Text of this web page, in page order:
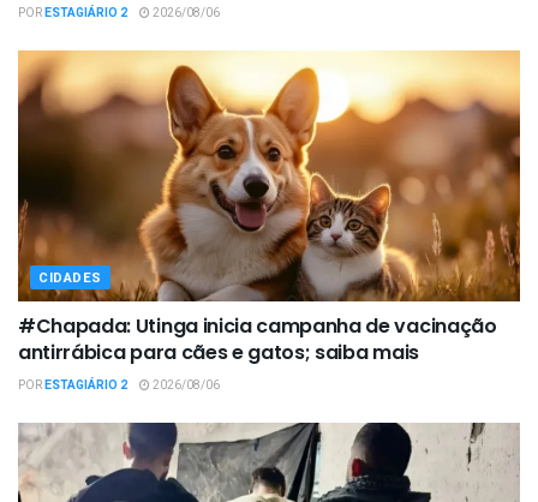
PORESTAGIÁRIO 2 2026/08/06
CIDADES
#Chapada: Utinga inicia campanha de vacinação
antirrábica para cães e gatos; saiba mais
PORESTAGIÁRIO 2 2026/08/06